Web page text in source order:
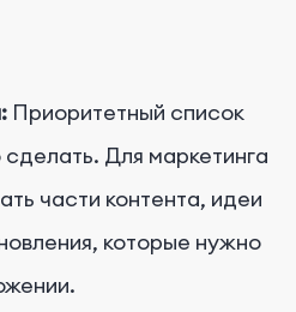
Приоритетный список
Для маркетинга
части контента, идеи
которые нужно